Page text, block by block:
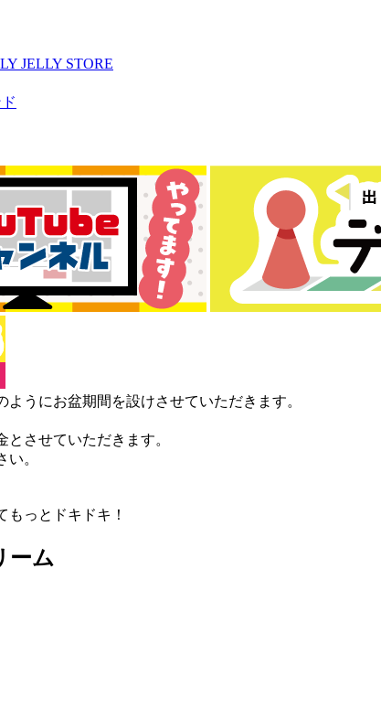
JELLY STORE
ようにお盆期間を設けさせていただきます。
させていただきます。
い。
もっとドキドキ！
ーム